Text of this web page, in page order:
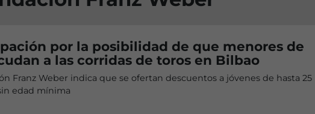
por la posibilidad de que menores de
a las corridas de toros en Bilbao
Franz Weber indica que se ofertan descuentos a jóvenes de hasta 25
edad mínima